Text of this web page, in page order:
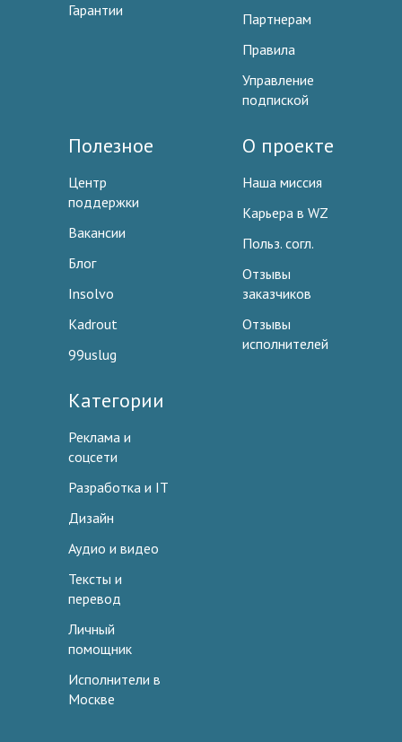
Гарантии
Партнерам
Правила
Управление
подпиской
Полезное
Центр
поддержки
Вакансии
Блог
Insolvo
Kadrout
99uslug
О проекте
Наша миссия
Карьера в WZ
Польз. согл.
Отзывы
заказчиков
Отзывы
исполнителей
Категории
Реклама и
соцсети
Разработка и IT
Дизайн
Аудио и видео
Тексты и
перевод
Личный
помощник
Исполнители в
Москве